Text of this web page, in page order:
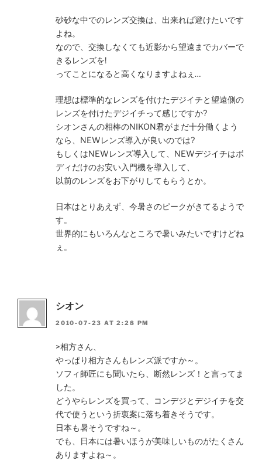
砂砂な中でのレンズ交換は、出来れば避けたいです
よね。
なので、交換しなくても近影から望遠までカバーで
きるレンズを!
ってことになると高くなりますよねぇ…
理想は標準的なレンズを付けたデジイチと望遠側の
レンズを付けたデジイチって感じですか?
シオンさんの相棒のNIKON君がまだ十分働くよう
なら、NEWレンズ導入が良いのでは?
もしくはNEWレンズ導入して、NEWデジイチはボ
ディだけのお安い入門機を導入して、
以前のレンズをお下がりしてもらうとか。
日本はとりあえず、今暑さのピークがきてるようで
す。
世界的にもいろんなところで暑いみたいですけどね
ぇ。
シオン
2010-07-23 AT 2:28 PM
>相方さん、
やっぱり相方さんもレンズ派ですか～。
ソフィ師匠にも聞いたら、断然レンズ！と言ってま
した。
どうやらレンズを買って、コンデジとデジイチを交
代で使うという折衷案に落ち着きそうです。
日本も暑そうですね～。
でも、日本には暑いほうが美味しいものがたくさん
ありますよね～。